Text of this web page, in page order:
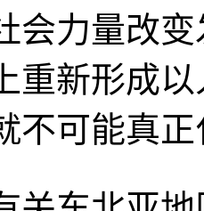
会力量改
重新形成
不可能真